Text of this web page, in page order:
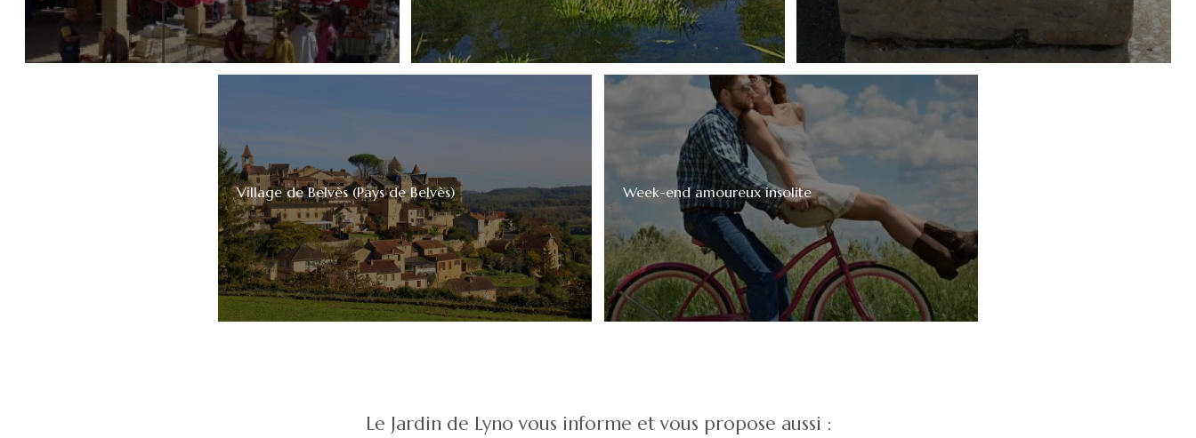
Village de Belvès (Pays de Belvès) Week-end amoureux insolite
Le Jardin de Lyno vous informe et vous propose aussi :